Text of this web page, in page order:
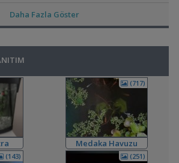
Gösterinbendeniztayfun,14:33
800 Lt Shortbuff,11:22
Tankım volkangunes,11:06
Karides Tankına Çevirme ve Tavsiyeler
Daha Fazla Göster
(143)
(717)
Medaka Havuzu
(251)